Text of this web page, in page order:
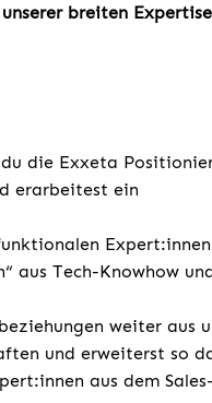
breiten Expertise
die Exxeta
erarbeitest ein
aus Tech-Knowhow
weiter aus
und erweiterst so
aus dem Sales-